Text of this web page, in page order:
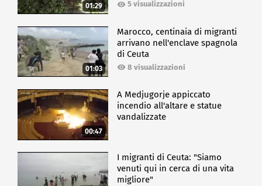
01:29 5 visualizzazioni
01:03
Marocco, centinaia di migranti
arrivano nell'enclave spagnola
di Ceuta
8 visualizzazioni
00:47
A Medjugorje appiccato
incendio all'altare e statue
vandalizzate
I migranti di Ceuta: "Siamo
venuti qui in cerca di una vita
migliore"